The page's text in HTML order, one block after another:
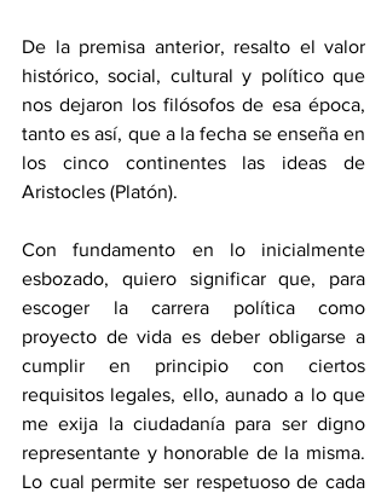
De la premisa anterior, resalto el valor
histórico, social, cultural y político que
nos dejaron los filósofos de esa época,
tanto es así, que a la fecha se enseña en
los cinco continentes las ideas de
Aristocles (Platón).
Con fundamento en lo inicialmente
esbozado, quiero significar que, para
escoger la carrera política como
proyecto de vida es deber obligarse a
cumplir en principio con ciertos
requisitos legales, ello, aunado a lo que
me exija la ciudadanía para ser digno
representante y honorable de la misma.
Lo cual permite ser respetuoso de cada